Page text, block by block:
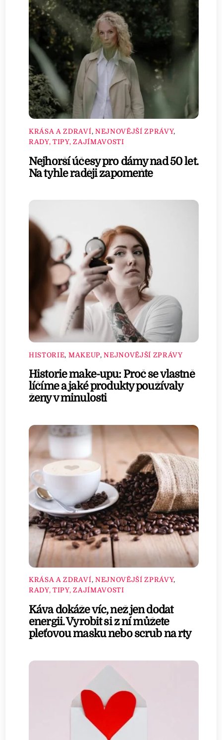
KRÁSA A ZDRAVÍ, NEJNOVĚJŠÍ ZPRÁVY,
RADY, TIPY, ZAJÍMAVOSTI
Nejhorší účesy pro dámy nad 50 let.
Na tyhle raději zapomeňte
HISTORIE, MAKEUP,NEJNOVĚJŠÍ ZPRÁVY
Historie make-upu: Proč se vlastně
líčíme a jaké produkty používaly
ženy v minulosti
KRÁSA A ZDRAVÍ, NEJNOVĚJŠÍ ZPRÁVY,
RADY, TIPY, ZAJÍMAVOSTI
Káva dokáže víc, než jen dodat
energii. Vyrobit si z ní můžete
pleťovou masku nebo scrub na rty